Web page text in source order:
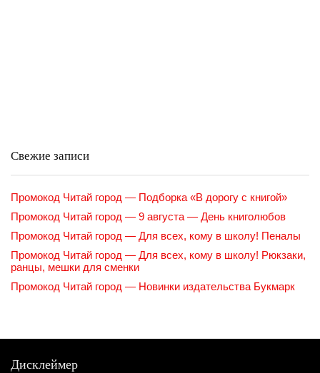
Свежие записи
Промокод Читай город — Подборка «В дорогу с книгой»
Промокод Читай город — 9 августа — День книголюбов
Промокод Читай город — Для всех, кому в школу! Пеналы
Промокод Читай город — Для всех, кому в школу! Рюкзаки,
ранцы, мешки для сменки
Промокод Читай город — Новинки издательства Букмарк
Дисклеймер